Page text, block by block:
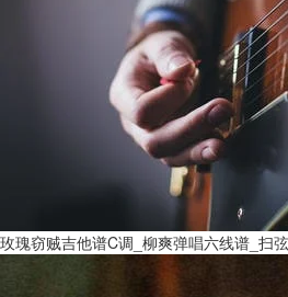
玫瑰窃贼吉他谱C调_柳爽弹唱六线谱_扫